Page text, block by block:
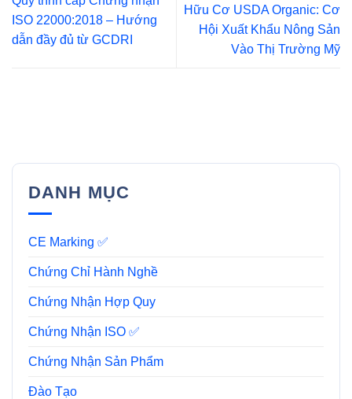
ISO 22000:2018 – Hướng
dẫn đầy đủ từ GCDRI
Hữu Cơ USDA Organic: Cơ
Hội Xuất Khẩu Nông Sản
Vào Thị Trường Mỹ
DANH MỤC
CE Marking ✅
Chứng Chỉ Hành Nghề
Chứng Nhận Hợp Quy
Chứng Nhận ISO ✅
Chứng Nhận Sản Phẩm
Đào Tạo